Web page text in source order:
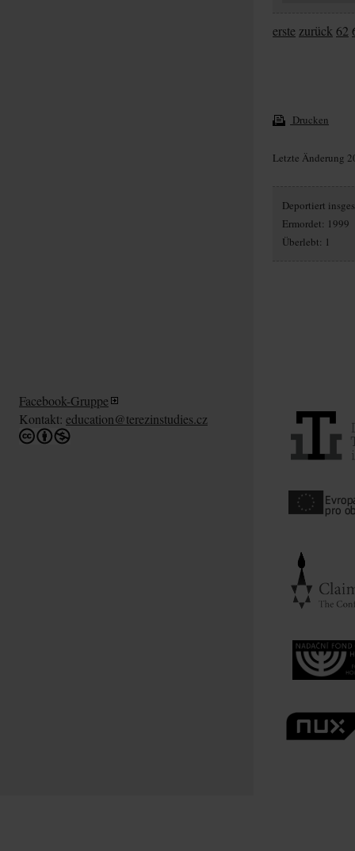
erste zurück62
Drucken
Letzte Änderung
Deportiert
Ermordet: 1999
Überlebt: 1
Facebook-Gruppe
Kontakt: education@terezinstudies.cz